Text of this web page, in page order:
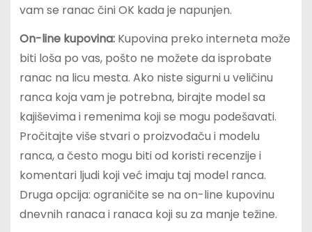
vam se ranac čini OK kada je napunjen.
On-line kupovina:Kupovina preko interneta može
biti loša po vas, pošto ne možete da isprobate
ranac na licu mesta. Ako niste sigurni u veličinu
ranca koja vam je potrebna, birajte model sa
kajiševima i remenima koji se mogu podešavati.
Pročitajte više stvari o proizvođaču i modelu
ranca, a često mogu biti od koristi recenzije i
komentari ljudi koji već imaju taj model ranca.
Druga opcija: ograničite se na on-line kupovinu
dnevnih ranaca i ranaca koji su za manje težine.